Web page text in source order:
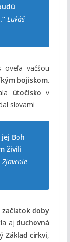
Lukáš
oveľa väčšou
bojiskom.
útočisko v
slovami:
Boh
živili
Zjavenie
začiatok doby
ajduchovná
Základ cirkvi,